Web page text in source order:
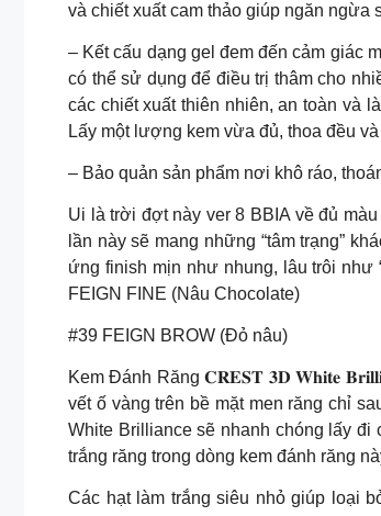
và chiết xuất cam thảo giúp ngăn ngừa
– Kết cấu dạng gel đem đến cảm giác
có thể sử dụng để điều trị thâm cho
các chiết xuất thiên nhiên, an toàn và
Lấy một lượng kem vừa đủ, thoa đều
– Bảo quản sản phẩm nơi khô ráo,
Ui là trời đợt này ver 8 BBIA về đủ
lần này sẽ mang những “tâm trạng”
ứng finish mịn như nhung, lâu trôi như
FEIGN FINE (Nâu Chocolate)
#39 FEIGN BROW (Đỏ nâu)
Kem Đánh Răng 𝐂𝐑𝐄𝐒𝐓 𝟑𝐃 𝐖𝐡𝐢𝐭𝐞
vết ố vàng trên bề mặt men răng chỉ
White Brilliance sẽ nhanh chóng lấy đi
trắng răng trong dòng kem đánh răng
Các hạt làm trắng siêu nhỏ giúp loại